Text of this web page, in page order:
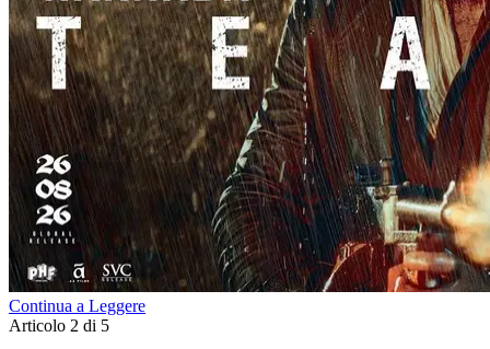
Continua a Leggere
Articolo 2 di 5